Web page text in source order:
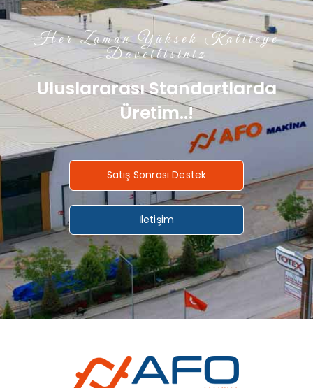
Her Zaman Yüksek Kaliteye
Davetlisiniz
Uluslararası Standartlarda
Üretim..!
Satış Sonrası Destek
İletişim